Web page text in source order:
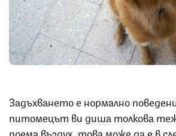
Задъхването е нормално
питомецът ви диша толкова
поема въздух, това може да е в